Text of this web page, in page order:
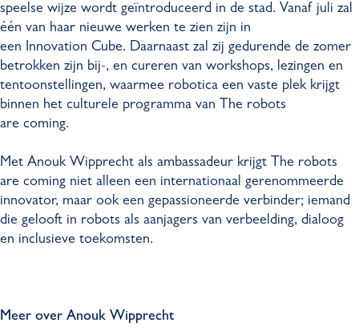
speelse wijze wordt geïntroduceerd in de stad. Vanaf juli zal
één van haar nieuwe werken te zien zijn in
een Innovation Cube. Daarnaast zal zij gedurende de zomer
betrokken zijn bij-, en cureren van workshops, lezingen en
tentoonstellingen, waarmee robotica een vaste plek krijgt
binnen het culturele programma van The robots
are coming.
Met Anouk Wipprecht als ambassadeur krijgt The robots
are coming niet alleen een internationaal gerenommeerde
innovator, maar ook een gepassioneerde verbinder; iemand
die gelooft in robots als aanjagers van verbeelding, dialoog
en inclusieve toekomsten.
Meer over Anouk Wipprecht